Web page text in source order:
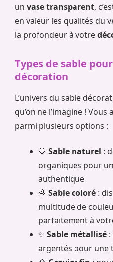
un vase transparent,
en valeur les qualités du
la profondeur à votre
Types de sable
décoration
L’univers du sable
qu’on ne l’imagine ! Vous
parmi plusieurs options :
🤍 Sable naturel :
organiques pour
authentique
🌈 Sable coloré :
multitude de
parfaitement à
✨ Sable métallisé
argentés pour une